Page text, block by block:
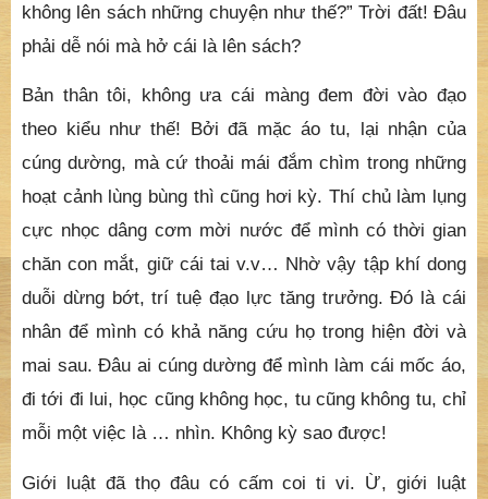
không lên sách những chuyện như thế?” Trời đất! Đâu
phải dễ nói mà hở cái là lên sách?
Bản thân tôi, không ưa cái màng đem đời vào đạo
theo kiểu như thế! Bởi đã mặc áo tu, lại nhận của
cúng dường, mà cứ thoải mái đắm chìm trong những
hoạt cảnh lùng bùng thì cũng hơi kỳ. Thí chủ làm lụng
cực nhọc dâng cơm mời nước để mình có thời gian
chăn con mắt, giữ cái tai v.v… Nhờ vậy tập khí dong
duỗi dừng bớt, trí tuệ đạo lực tăng trưởng. Đó là cái
nhân để mình có khả năng cứu họ trong hiện đời và
mai sau. Đâu ai cúng dường để mình làm cái mốc áo,
đi tới đi lui, học cũng không học, tu cũng không tu, chỉ
mỗi một việc là … nhìn. Không kỳ sao được!
Giới luật đã thọ đâu có cấm coi ti vi. Ừ, giới luật